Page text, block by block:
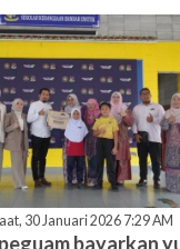
30 Januari 2026 7:29 AM
bayarkan